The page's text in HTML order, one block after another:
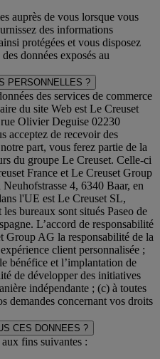
auprès de vous lorsque vous
des informations
protégées et vous disposez
données exposés au
PERSONNELLES ?
des services de commerce
du site Web est Le Creuset
Olivier Deguise 02230
acceptez de recevoir des
part, vous ferez partie de la
du groupe Le Creuset. Celle-ci
France et Le Creuset Group
4, 6340 Baar, en
l'UE est Le Creuset SL,
bureaux sont situés Paseo de
L’accord de responsabilité
Group AG la responsabilité de la
client personnalisée ;
bénéfice et l’implantation de
de développer des initiatives
indépendante ; (c) à toutes
demandes concernant vos droits
CES DONNEES ?
fins suivantes :